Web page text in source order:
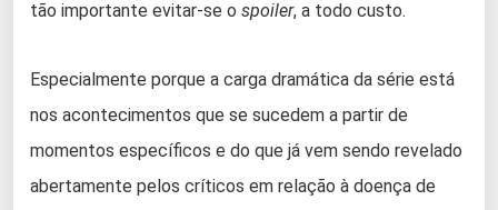
tão importante evitar-se o spoiler, a todo custo.
Especialmente porque a carga dramática da série está
nos acontecimentos que se sucedem a partir de
momentos específicos e do que já vem sendo revelado
abertamente pelos críticos em relação à doença de